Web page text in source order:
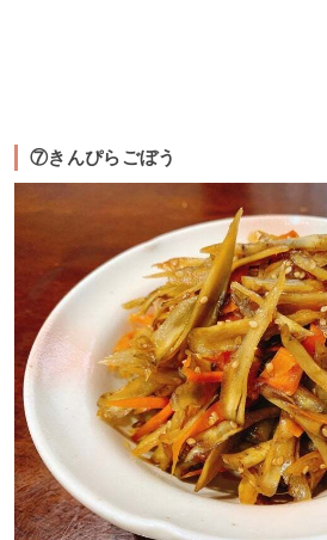
⑦きんぴらごぼう